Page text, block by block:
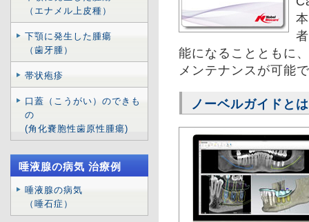
能になることともに
メンテナンスが可能
ノーベルガイドとは
（エナメル上皮種）
下顎に発生した腫瘍
（歯牙腫）
帯状疱疹
口蓋（こうがい）のできも
の
(角化嚢胞性歯原性腫瘍)
唾液腺の病気 治療例
唾液腺の病気
（唾石症）